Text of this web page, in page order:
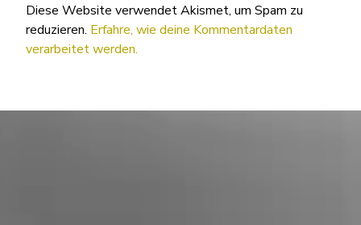
Diese Website verwendet Akismet, um Spam zu
reduzieren. Erfahre, wie deine Kommentardaten
verarbeitet werden.